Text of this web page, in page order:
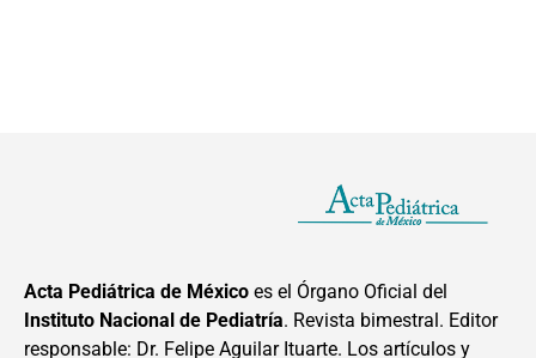
Acta Pediátrica de México es el Órgano Oficial del
Instituto Nacional de Pediatría. Revista bimestral. Editor
responsable: Dr. Felipe Aguilar Ituarte. Los artículos y